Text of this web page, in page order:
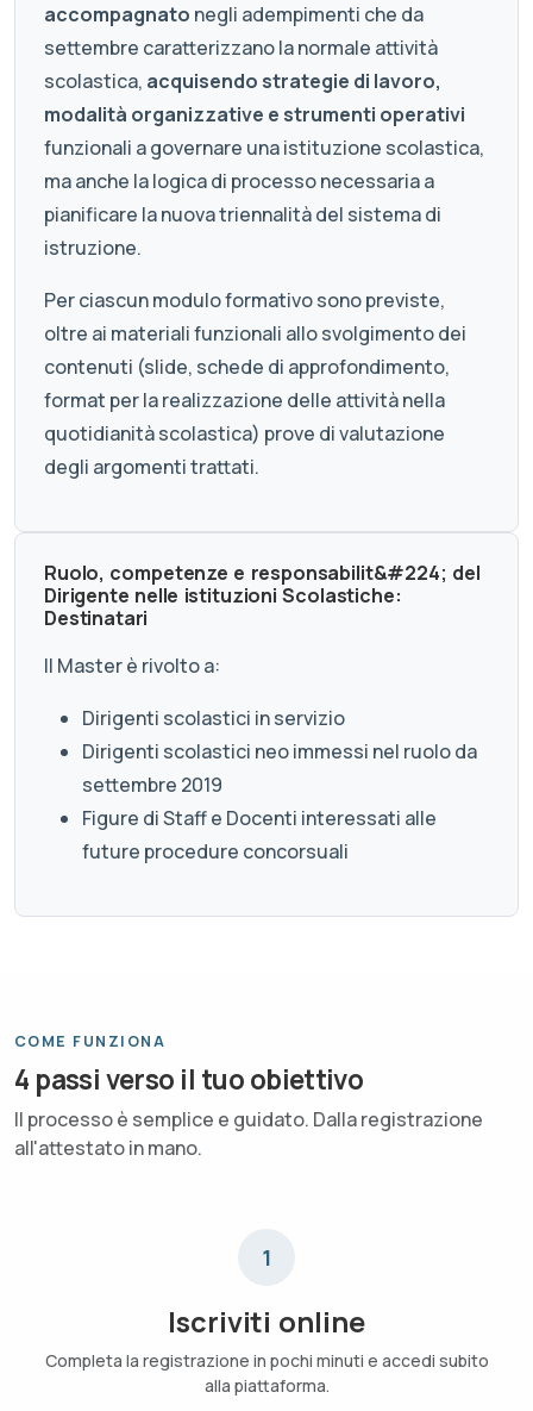
accompagnato negli adempimenti che da
settembre caratterizzano la normale attività
scolastica, acquisendo strategie di lavoro,
modalità organizzative e strumenti operativi
funzionali a governare una istituzione scolastica,
ma anche la logica di processo necessaria a
pianificare la nuova triennalità del sistema di
istruzione.
Per ciascun modulo formativo sono previste,
oltre ai materiali funzionali allo svolgimento dei
contenuti (slide, schede di approfondimento,
format per la realizzazione delle attività nella
quotidianità scolastica) prove di valutazione
degli argomenti trattati.
Ruolo, competenze e responsabilit&#224; del
Dirigente nelle istituzioni Scolastiche:
Destinatari
Il Master è rivolto a:
Dirigenti scolastici in servizio
Dirigenti scolastici neo immessi nel ruolo da
settembre 2019
Figure di Staff e Docenti interessati alle
future procedure concorsuali
COME FUNZIONA
4 passi verso il tuo obiettivo
Il processo è semplice e guidato. Dalla registrazione
all'attestato in mano.
1
Iscriviti online
Completa la registrazione in pochi minuti e accedi subito
alla piattaforma.